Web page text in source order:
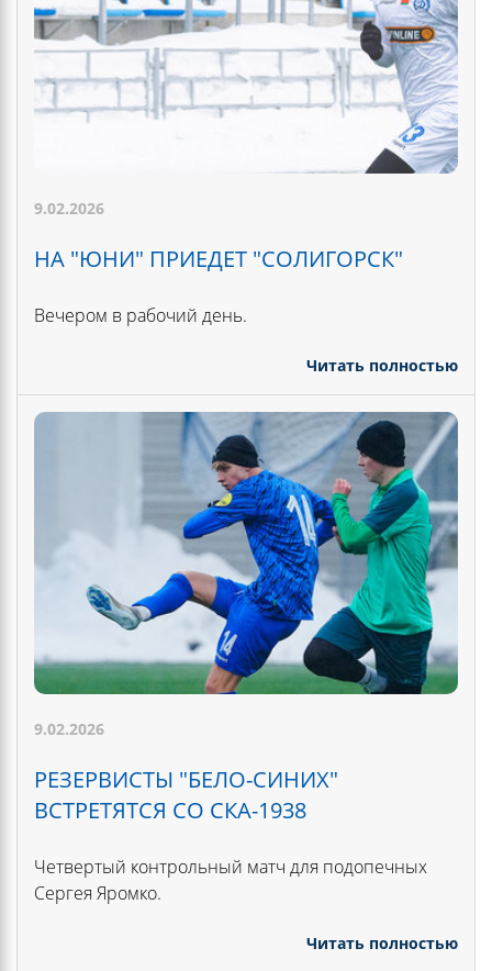
9.02.2026
НА "ЮНИ" ПРИЕДЕТ "СОЛИГОРСК"
Вечером в рабочий день.
Читать полностью
9.02.2026
РЕЗЕРВИСТЫ "БЕЛО-СИНИХ"
ВСТРЕТЯТСЯ СО СКА-1938
Четвертый контрольный матч для подопечных
Сергея Яромко.
Читать полностью